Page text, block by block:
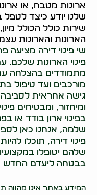
ארונות מטבח, או
שלנו יודע כיצד לטפל
שירות כולל הכולל
הארונות והארונות
שי פינוי דירה מציעה
פינוי הארונות שלכם.
מתמודדים בהצלחה
מורכבים ועד טיפול
גישה אחראית
ומיחזור, ומבטיחים
בפינוי ארון בודד או
שלמה, אנחנו כאן
פינוי דירה, תוכלו
שלהם יטופלו
בבטחה ליעדם החדש
המידע באתר אינו מהווה